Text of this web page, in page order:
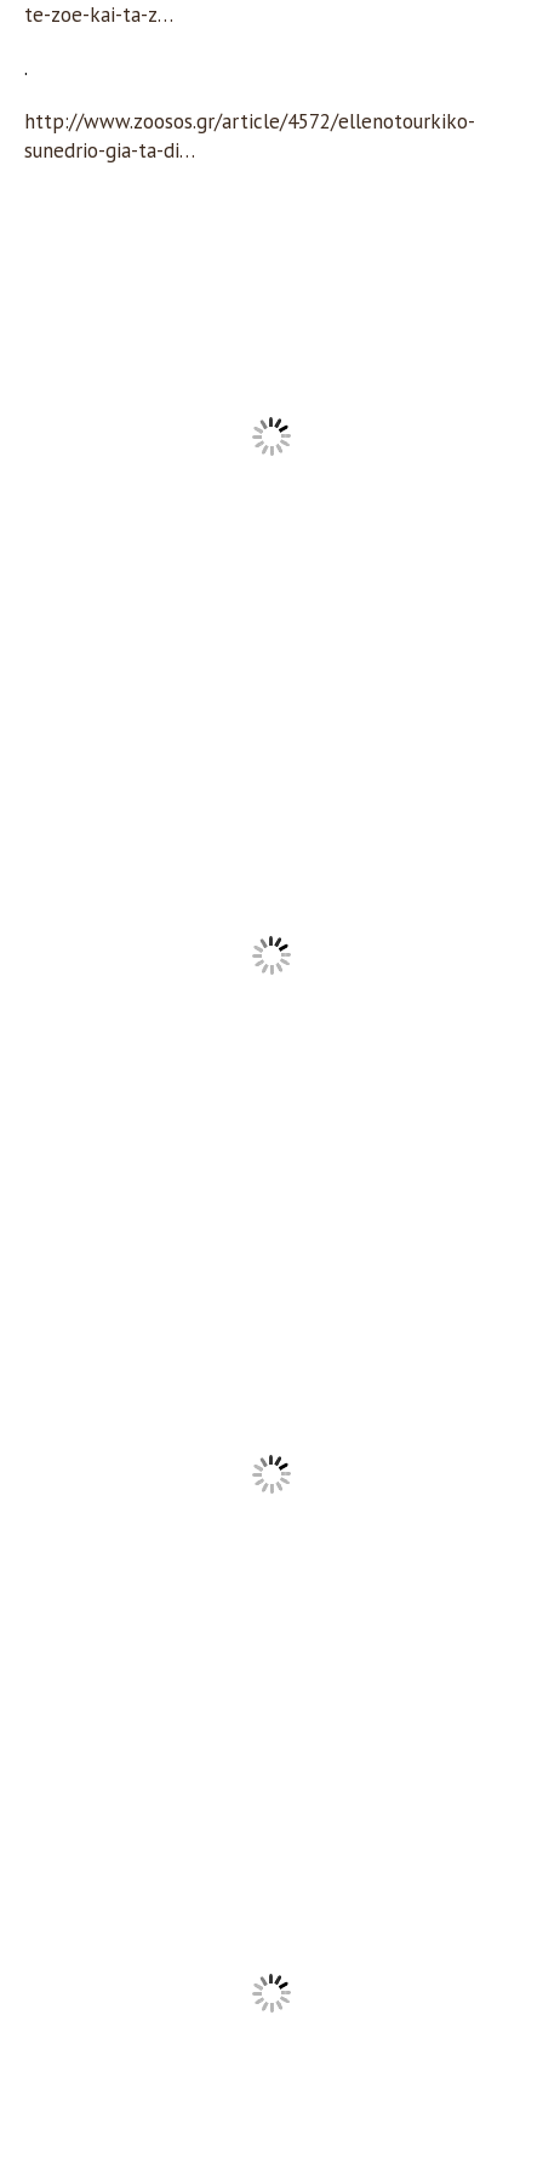
te-zoe-kai-ta-z…
.
http://www.zoosos.gr/article/4572/ellenotourkiko-
sunedrio-gia-ta-di…